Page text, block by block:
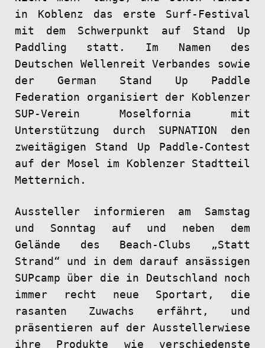
in Koblenz das erste Surf-Festival
mit dem Schwerpunkt auf Stand Up
Paddling statt. Im Namen des
Deutschen Wellenreit Verbandes sowie
der German Stand Up Paddle
Federation organisiert der Koblenzer
SUP-Verein Moselfornia mit
Unterstützung durch SUPNATION den
zweitägigen Stand Up Paddle-Contest
auf der Mosel im Koblenzer Stadtteil
Metternich.
Aussteller informieren am Samstag
und Sonntag auf und neben dem
Gelände des Beach-Clubs „Statt
Strand“ und in dem darauf ansässigen
SUPcamp über die in Deutschland noch
immer recht neue Sportart, die
rasanten Zuwachs erfährt, und
präsentieren auf der Ausstellerwiese
ihre Produkte wie verschiedenste